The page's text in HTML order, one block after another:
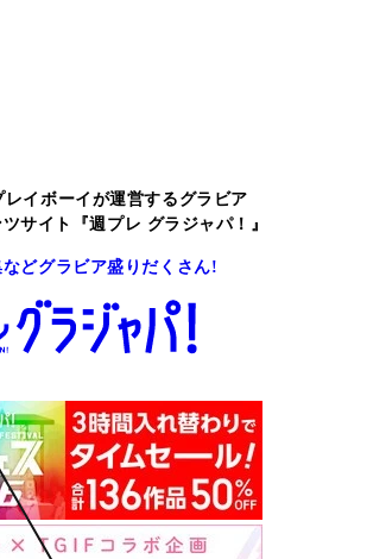
レイボーイが運営するグラビア
サイト『週プレ グラジャパ！』
どグラビア盛りだくさん!